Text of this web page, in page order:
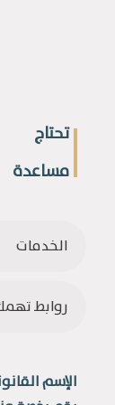
تحتاج
مساعدة
الخدمات
روابط
الإسم